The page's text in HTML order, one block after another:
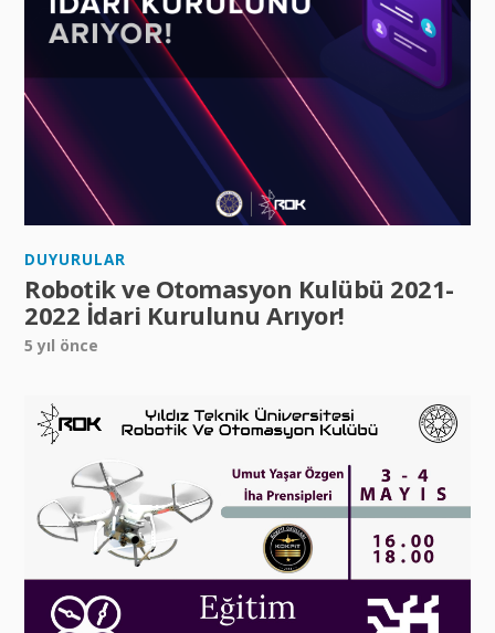
DUYURULAR
Robotik ve Otomasyon Kulübü 2021-
2022 İdari Kurulunu Arıyor!
5 yıl önce